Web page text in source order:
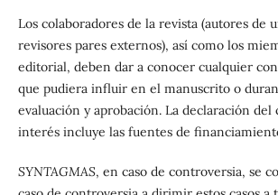
Los colaboradores de la revista (autores de
revisores pares externos), así como los
editorial, deben dar a conocer cualquier
que pudiera influir en el manuscrito o
evaluación y aprobación. La declaración del
interés incluye las fuentes de
SYNTAGMAS, en caso de controversia, se